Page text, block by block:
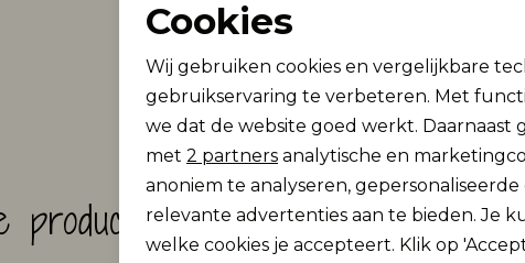
producten
Noodzakelijke cookies
Analytische cookies
Cookies
Wij gebruiken cookies en vergelijkbare
gebruikservaring te verbeteren. Met
we dat de website goed werkt. Daarnaast
met 2 partners analytische en
anoniem te analyseren,
relevante advertenties aan te bieden. Je
welke cookies je accepteert. Klik op